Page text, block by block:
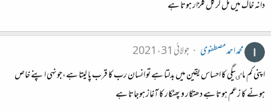
دانہ خاک میں مل کر گل گلزار ہوتا ہے
محمد احمد مصطفوی
جولائی 31، 2021
اپنی کم ماٸیگی کا احساس یقین میں بدلتا ہے تو انسان رب کا قرب پا لیتا ہے،جونہی اپنے خاص
ہونے کا زعم ہوتا ہے دھتکار و پھٹکار کا آغاز ہوجاتا ہے